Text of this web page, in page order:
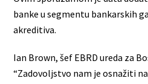
banke u segmentu bankarskih
akreditiva.
Ian Brown, šef EBRD ureda za
“Zadovoljstvo nam je osnažiti